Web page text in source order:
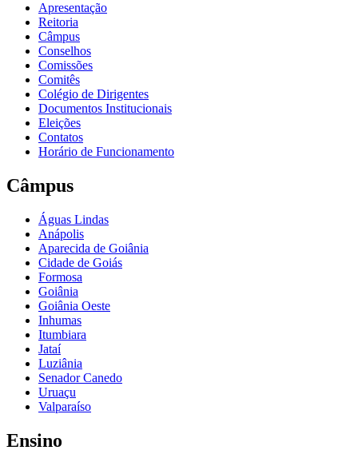
Apresentação
Reitoria
Câmpus
Conselhos
Comissões
Comitês
Colégio de Dirigentes
Documentos Institucionais
Eleições
Contatos
Horário de Funcionamento
Câmpus
Águas Lindas
Anápolis
Aparecida de Goiânia
Cidade de Goiás
Formosa
Goiânia
Goiânia Oeste
Inhumas
Itumbiara
Jataí
Luziânia
Senador Canedo
Uruaçu
Valparaíso
Ensino